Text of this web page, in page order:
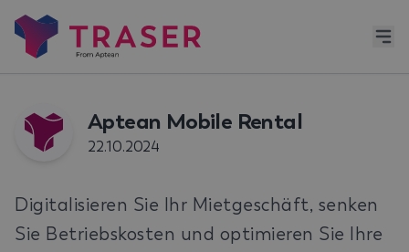
Aptean Mobile Rental
22.10.2024
Digitalisieren Sie Ihr Mietgeschäft, senken
Sie Betriebskosten und optimieren Sie Ihre